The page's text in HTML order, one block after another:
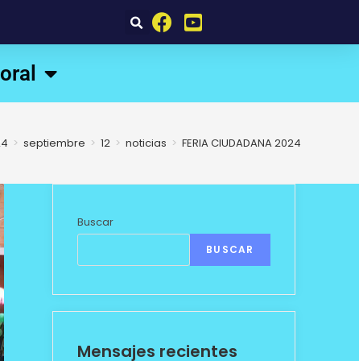
> septiembre > 12 > noticias > FERIA CIUDADANA 2024
Buscar
BUSCAR
Mensajes recientes